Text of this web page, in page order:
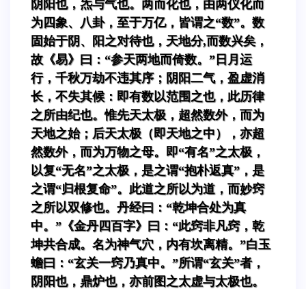
阴阳也，炁与气也。两而化也，由两仪化而
为四象、八卦，至于万亿，皆谓之“数”。数
固始于阴、阳之对待也，天地分,而数兴矣，
故《易》曰：“参天两地而倚数。”日月运
行，千秋万劫不违其序；阴阳二气，盈虚消
长，不失其候：即有数以范围之也，此历律
之所由纪也。惟先天太极，超然数外，而为
天地之始；后天太极（即天地之中），亦超
然数外，而为万物之母。即“有名”之太极，
以复“无名”之太极，是之谓“抱朴返真”，是
之谓“归根复命”。此道之所以为道，而妙窍
之所以双修也。丹经曰：“乾坤合处为真
中。”《金丹四百字》曰：“此窍非凡窍，乾
坤共合成。名为神气穴，内有坎离精。”白玉
蟾曰：“玄关一窍乃真中。”所谓“玄关”者，
阴阳也，鼎炉也，亦前图之太虚与太极也。